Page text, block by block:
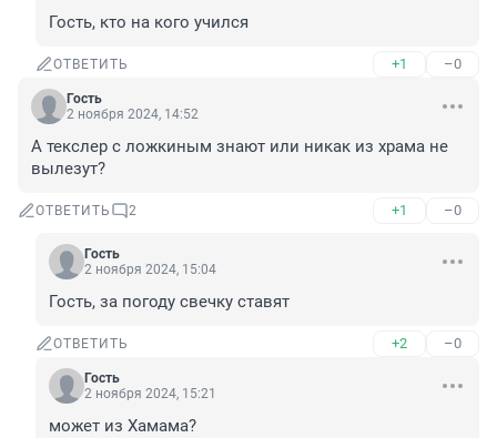
Гость, кто на кого учился
ОТВЕТИТЬ +1 –0
Гость
2 ноября 2024, 14:52
А текслер с ложкиным знают или никак из храма не
вылезут?
ОТВЕТИТЬ 2 +1 –0
Гость
2 ноября 2024, 15:04
Гость, за погоду свечку ставят
ОТВЕТИТЬ +2 –0
Гость
2 ноября 2024, 15:21
может из Хамама?